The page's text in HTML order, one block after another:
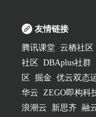
友情链接
腾讯课堂 云栖社区
社区
DBAplus社群
区
掘金 优云双态
华云 ZEGO即构科
浪潮云
新思齐 融